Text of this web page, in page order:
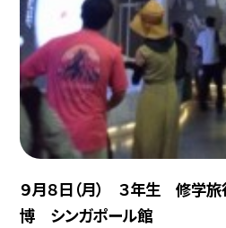
９月８日（月） ３年生 修学
博 シンガポール館